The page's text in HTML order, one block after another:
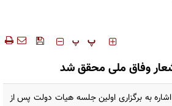
‍‍‍ پ پ
وفاق ملی محقق شد
به برگزاری اولین جلسه هیات دولت پس از